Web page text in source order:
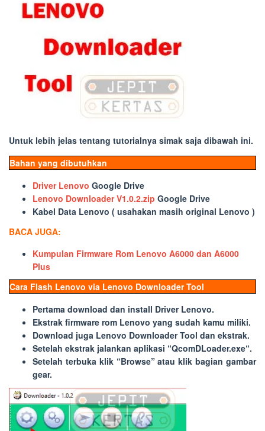
Untuk lebih jelas tentang tutorialnya simak saja dibawah ini.
Bahan yang dibutuhkan
Driver Lenovo Google Drive
Lenovo Downloader V1.0.2.zip Google Drive
Kabel Data Lenovo ( usahakan masih original Lenovo )
BACA JUGA:
Kumpulan Firmware Rom Lenovo A6000 dan A6000
Plus
Cara Flash Lenovo via Lenovo Downloader Tool
Pertama download dan install Driver Lenovo.
Ekstrak firmware rom Lenovo yang sudah kamu miliki.
Download juga Lenovo Downloader Tool dan ekstrak.
Setelah ekstrak jalankan aplikasi “QcomDLoader.exe“.
Setelah terbuka klik “Browse” atau klik bagian gambar
gear.